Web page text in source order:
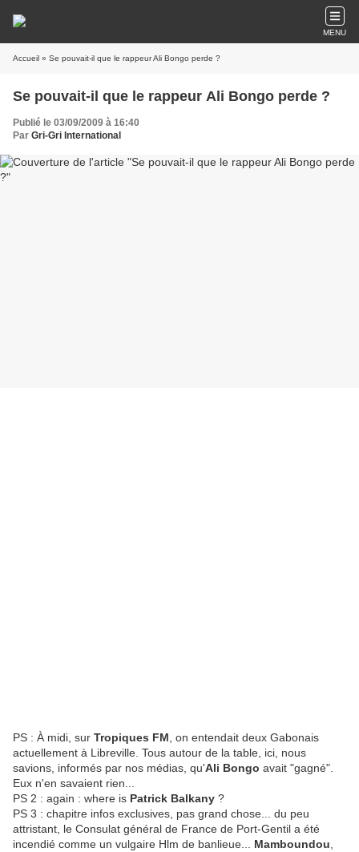
MENU
Accueil » Se pouvait-il que le rappeur Ali Bongo perde ?
Se pouvait-il que le rappeur Ali Bongo perde ?
Publié le 03/09/2009 à 16:40
Par Gri-Gri International
PS : À midi, sur Tropiques FM , on entendait deux Gabonais
actuellement à Libreville. Tous autour de la table, ici, nous
savions, informés par nos médias, qu'Ali Bongo avait "gagné".
Eux n'en savaient rien...
PS 2 : again : where is Patrick Balkany ?
PS 3 : chapitre infos exclusives, pas grand chose... du peu
attristant, le Consulat général de France de Port-Gentil a été
incendié comme un vulgaire Hlm de banlieue... Mamboundou